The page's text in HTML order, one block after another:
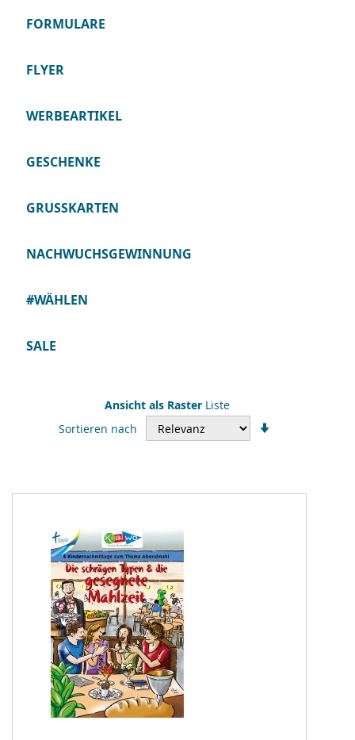
Ansicht als Raster Liste
Sortieren nach
FORMULARE
FLYER
WERBEARTIKEL
GESCHENKE
GRUSSKARTEN
NACHWUCHSGEWINNUNG
#WÄHLEN
SALE